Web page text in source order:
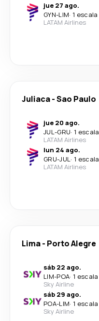
jue 27 ago.
GYN-LIM· 1 escala
LATAM Airlines
Juliaca-Sao Paulo
jue 20 ago.
JUL-GRU· 1 escala
LATAM Airlines
lun 24 ago.
GRU-JUL· 1 escala
LATAM Airlines
Lima- Porto Alegre
sáb 22 ago.
LIM-POA· 1 escala
Sky Airline
sáb 29 ago.
POA-LIM· 1 escala
Sky Airline